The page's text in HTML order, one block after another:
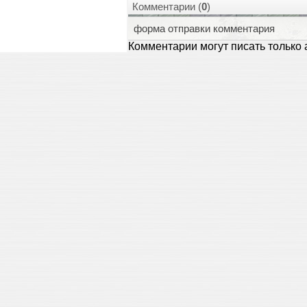
Комментарии (0)
форма отправки комментария
Комментарии могут писать